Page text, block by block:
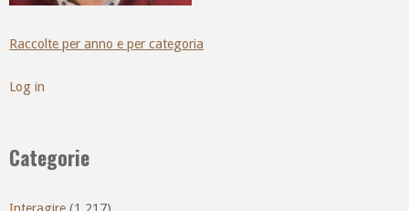
Raccolte per anno e per categoria
Log in
Categorie